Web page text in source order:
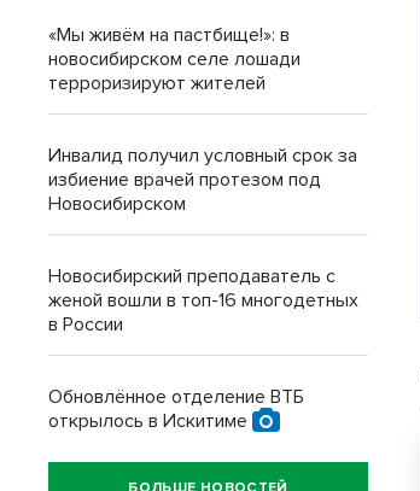
«Мы живём на пастбище!»: в
новосибирском селе лошади
терроризируют жителей
Инвалид получил условный срок за
избиение врачей протезом под
Новосибирском
Новосибирский преподаватель с
женой вошли в топ-16 многодетных
в России
Обновлённое отделение ВТБ
открылось в Искитиме
БОЛЬШЕ НОВОСТЕЙ